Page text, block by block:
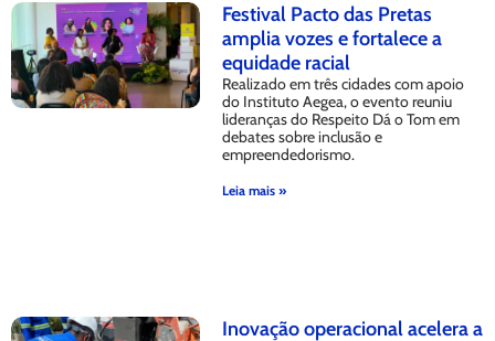
Festival Pacto das Pretas
amplia vozes e fortalece a
equidade racial
Realizado em três cidades com apoio
do Instituto Aegea, o evento reuniu
lideranças do Respeito Dá o Tom em
debates sobre inclusão e
empreendedorismo.
Leia mais »
Inovação operacional acelera a